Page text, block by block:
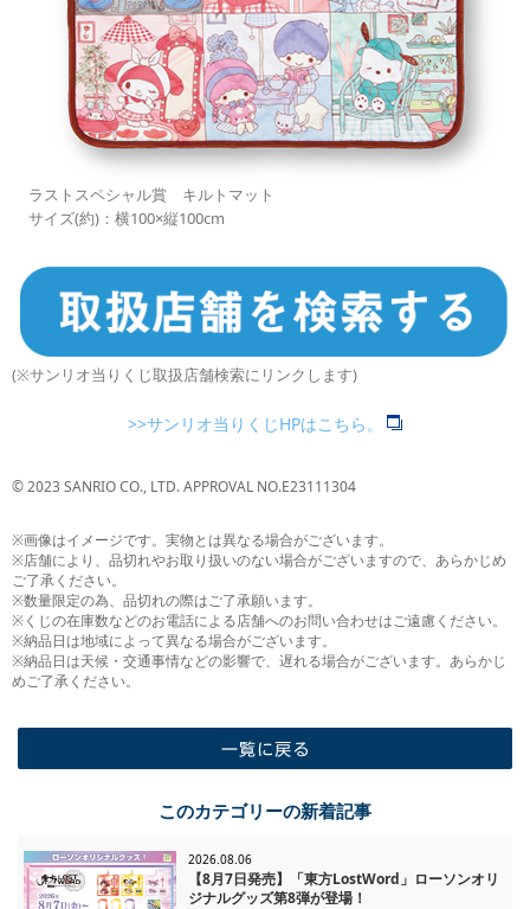
ラストスペシャル賞 キルトマット
サイズ(約)：横100×縦100cm
(※サンリオ当りくじ取扱店舗検索にリンクします)
>>サンリオ当りくじHPはこちら。
© 2023 SANRIO CO., LTD. APPROVAL NO.E23111304
※画像はイメージです。実物とは異なる場合がございます。
※店舗により、品切れやお取り扱いのない場合がございますので、あらかじめ
ご了承ください。
※数量限定の為、品切れの際はご了承願います。
※くじの在庫数などのお電話による店舗へのお問い合わせはご遠慮ください。
※納品日は地域によって異なる場合がございます。
※納品日は天候・交通事情などの影響で、遅れる場合がございます。あらかじ
めご了承ください。
このカテゴリーの新着記事
2026.08.06
【8月7日発売】「東方LostWord」ローソンオリ
ジナルグッズ第8弾が登場！